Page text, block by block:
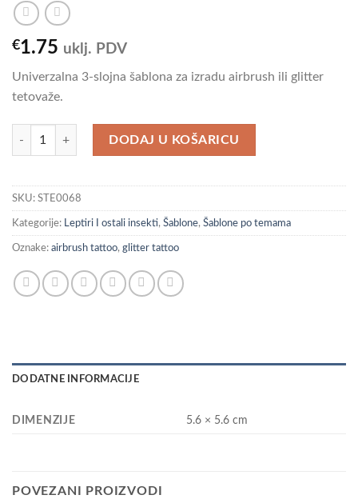
€1.75 uklj. PDV
Univerzalna 3-slojna šablona za izradu airbrush ili glitter
tetovaže.
LEPTIR 2 (paket od 5 kom) količina
DODAJ U KOŠARICU
SKU: STE0068
Kategorije: Leptiri I ostali insekti, Šablone, Šablone po temama
Oznake: airbrush tattoo, glitter tattoo
DODATNE INFORMACIJE
DIMENZIJE 5.6 × 5.6 cm
POVEZANI PROIZVODI